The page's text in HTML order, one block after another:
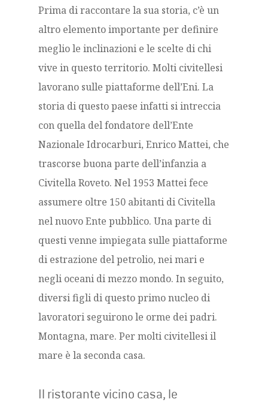
Prima di raccontare la sua storia, c’è un
altro elemento importante per definire
meglio le inclinazioni e le scelte di chi
vive in questo territorio. Molti civitellesi
lavorano sulle piattaforme dell’Eni. La
storia di questo paese infatti si intreccia
con quella del fondatore dell’Ente
Nazionale Idrocarburi, Enrico Mattei, che
trascorse buona parte dell’infanzia a
Civitella Roveto. Nel 1953 Mattei fece
assumere oltre 150 abitanti di Civitella
nel nuovo Ente pubblico. Una parte di
questi venne impiegata sulle piattaforme
di estrazione del petrolio, nei mari e
negli oceani di mezzo mondo. In seguito,
diversi figli di questo primo nucleo di
lavoratori seguirono le orme dei padri.
Montagna, mare. Per molti civitellesi il
mare è la seconda casa.
Il ristorante vicino casa, le